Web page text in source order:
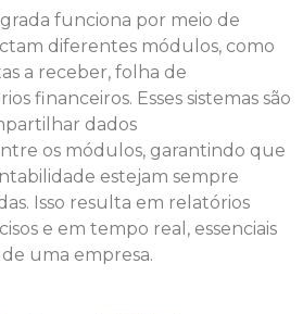
funciona por meio de
diferentes módulos, como
a receber, folha de
financeiros. Esses sistemas são
dados
os módulos, garantindo que
estejam sempre
Isso resulta em relatórios
e em tempo real, essenciais
uma empresa.